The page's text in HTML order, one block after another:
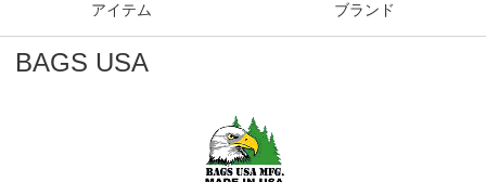
アイテム ブランド
BAGS USA